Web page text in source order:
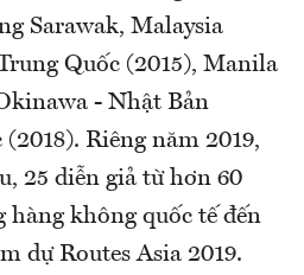
Sarawak, Malaysia
Quốc (2015), Manila
- Nhật Bản
Riêng năm 2019,
25 diễn giả từ hơn 60
hàng không quốc tế đến
dự Routes Asia 2019.